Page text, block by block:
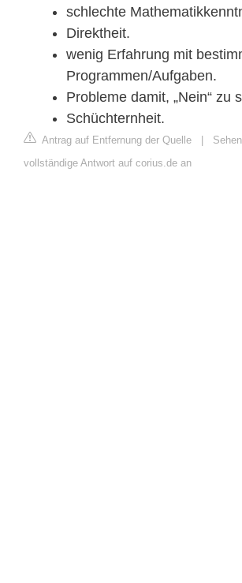
schlechte
Direktheit.
wenig Erfahrung mit
Programmen/Aufgaben.
Probleme damit, „Nein“ zu
Schüchternheit.
Antrag auf Entfernung der Quelle |
vollständige Antwort auf corius.de an